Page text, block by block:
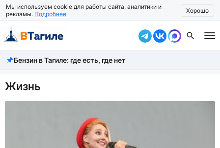
Мы используем cookie для работы сайта, аналитики и
рекламы. Подробнее Хорошо
Все новости
Происшествия
Город
Бензин в Тагиле: где есть, где нет
Жизнь